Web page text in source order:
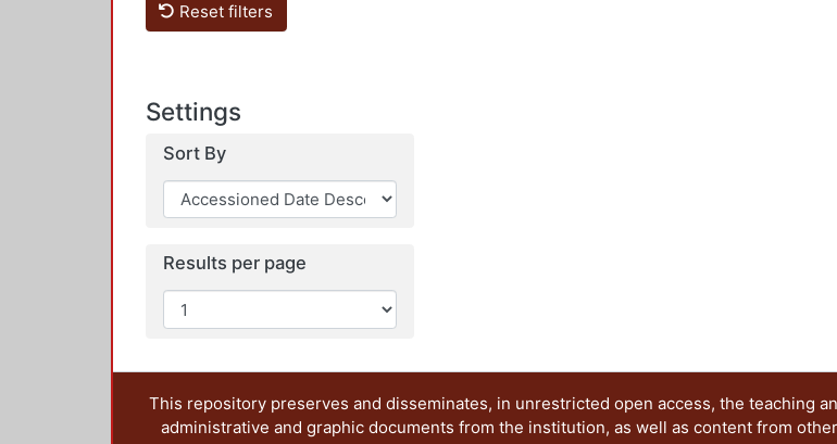
Reset filters
Settings
Sort By
Results per page
This repository preserves and disseminates, in unrestricted open access, the teaching
administrative and graphic documents from the institution, as well as content from